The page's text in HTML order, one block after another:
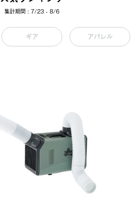
集計期間 : 7/23 - 8/6
ギア アパレル